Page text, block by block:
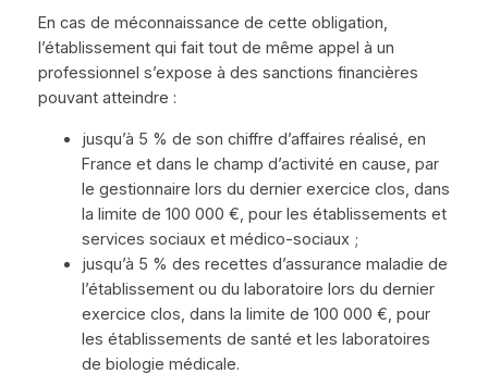
En cas de méconnaissance de cette obligation,
l’établissement qui fait tout de même appel à un
professionnel s’expose à des sanctions financières
pouvant atteindre :
jusqu’à 5 % de son chiffre d’affaires réalisé, en
France et dans le champ d’activité en cause, par
le gestionnaire lors du dernier exercice clos, dans
la limite de 100 000 €, pour les établissements et
services sociaux et médico-sociaux ;
jusqu’à 5 % des recettes d’assurance maladie de
l’établissement ou du laboratoire lors du dernier
exercice clos, dans la limite de 100 000 €, pour
les établissements de santé et les laboratoires
de biologie médicale.